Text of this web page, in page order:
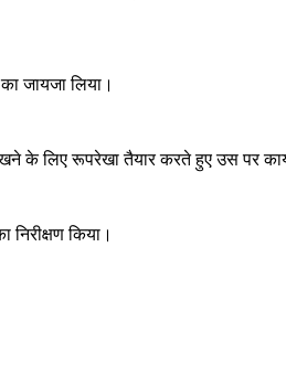
जायजा लिया।
के लिए रूपरेखा तैयार करते हुए उस पर
किया।